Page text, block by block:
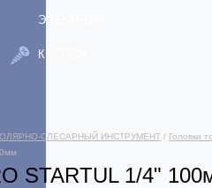
ЭЛЕКТРИКА
КРЕПЕЖ
СЛЕСАРНЫЙ ИНСТРУМЕНТ / Головки
STARTUL 1/4"